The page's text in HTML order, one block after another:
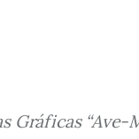
“Ave-